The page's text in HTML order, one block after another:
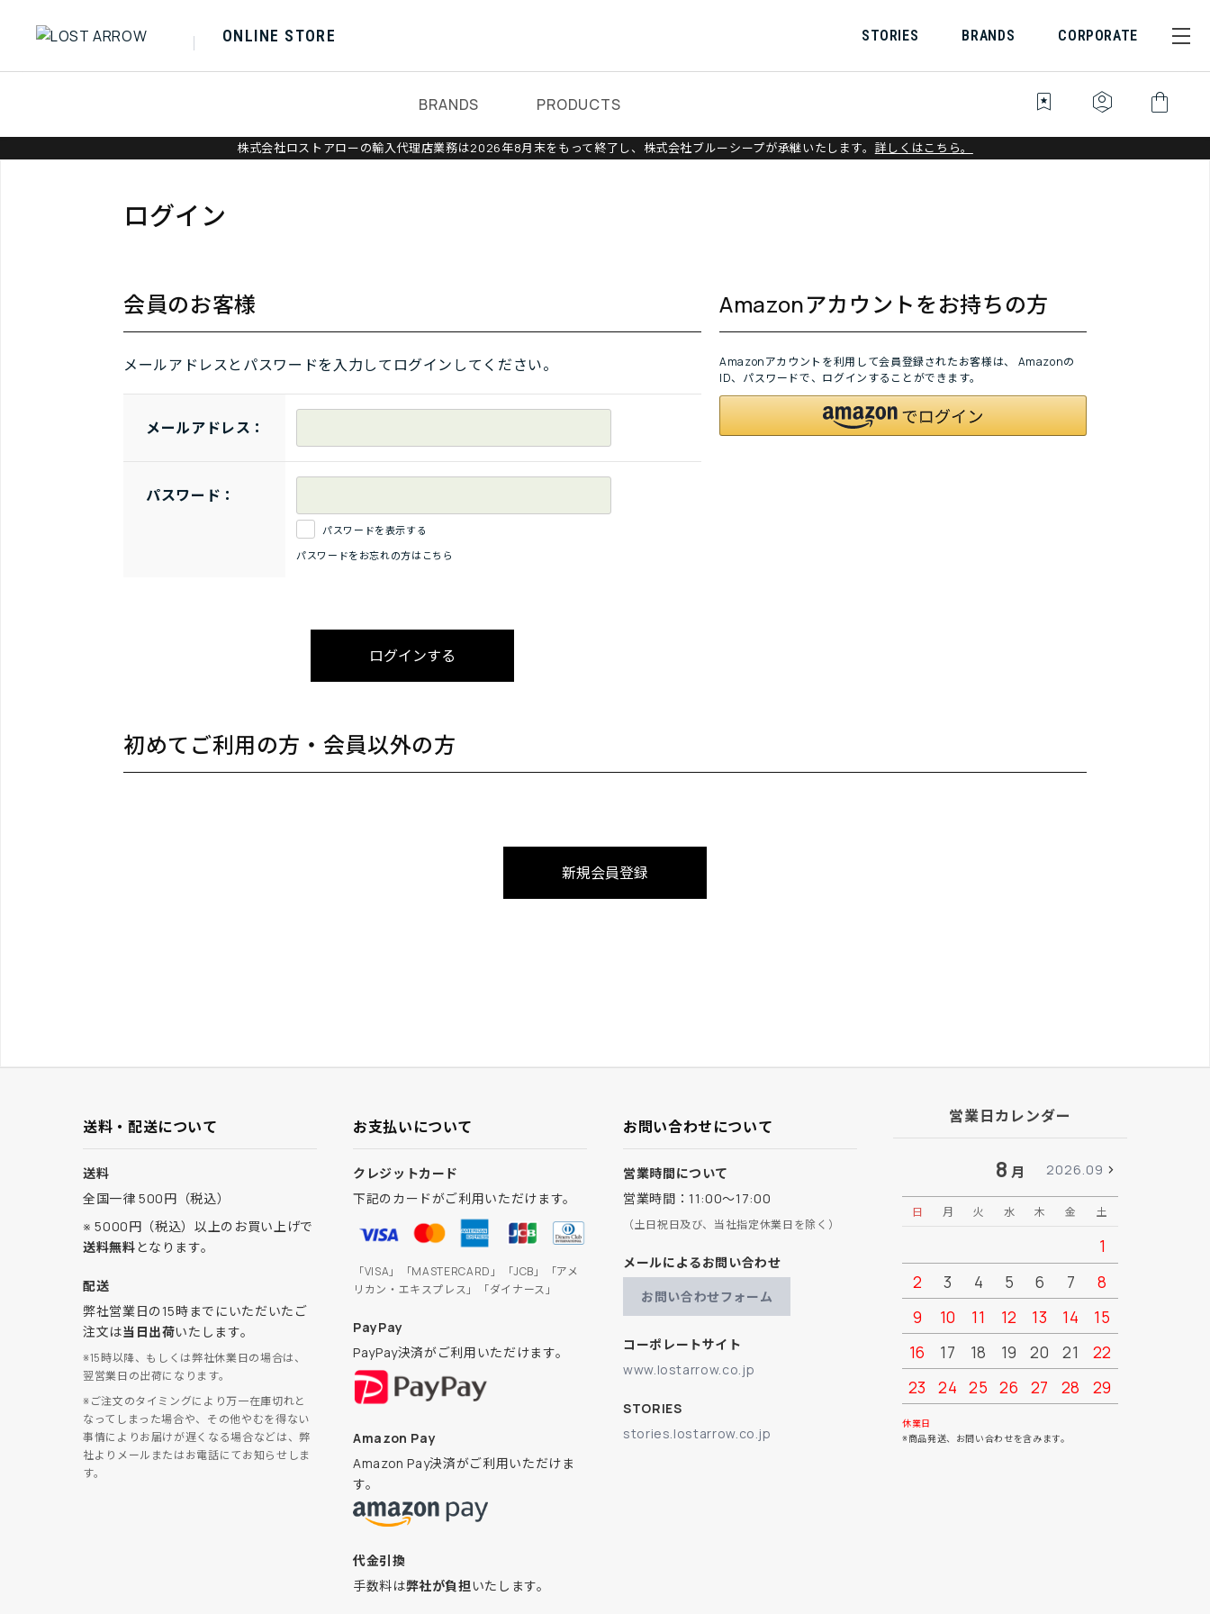
ONLINE STORE STORIES BRANDS CORPORATE
BRANDS PRODUCTS bookmark_star identity_platform shopping_bag
株式会社ロストアローの輸入代理店業務は2026年8月末をもって終了し、株式会社ブルーシープが承継いたします。 詳しくはこちら。
ログイン
会員のお客様
メールアドレスとパスワードを入力してログインしてください。
メールアドレス：
パスワード：
パスワードを表示する
パスワードをお忘れの方はこちら
Amazonアカウントをお持ちの方
Amazonアカウントを利用して会員登録されたお客様は、
Amazonの
ID、パスワードで、ログインすることができます。
初めてご利用の方・会員以外の方
送料・配送について
送料
全国一律 500円（税込）
※ 5000円（税込）以上のお買い上げで
送料無料となります。
配送
弊社営業日の15時までにいただいたご
注文は当日出荷いたします。
※15時以降、もしくは弊社休業日の場合は、
翌営業日の出荷になります。
※ご注文のタイミングにより万一在庫切れと
なってしまった場合や、その他やむを得ない
事情によりお届けが遅くなる場合などは、弊
社よりメールまたはお電話にてお知らせしま
す。
お支払いについて
クレジットカード
下記のカードがご利用いただけます。
「VISA」「MASTERCARD」「JCB」「アメ
リカン・エキスプレス」「ダイナース」
PayPay
PayPay決済がご利用いただけます。
Amazon Pay
Amazon Pay決済がご利用いただけま
す。
代金引換
手数料は弊社が負担いたします。
お問い合わせについて
営業時間について
営業時間：11:00～17:00
（土日祝日及び、当社指定休業日を除く）
メールによるお問い合わせ
お問い合わせフォーム
コーポレートサイト
www.lostarrow.co.jp
STORIES
stories.lostarrow.co.jp
営業日カレンダー
8 月 2026.09
日 月 火 水 木 金 土
1
2
3 4 5 6 7
8
9
10 11 12 13 14
15
16
17 18 19 20 21
22
23
24 25 26 27 28
29
30
休業日
※商品発送、お問い合わせを含みます。